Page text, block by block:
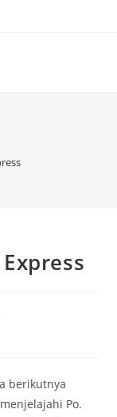
berikutnya
Po.